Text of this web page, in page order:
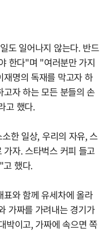
도 일어나지 않는다. 반드
한다"며 "여러분만 가지
명의 독재를 막고자 하
자 하는 모든 분들의 손
고 했다.
한 일상, 우리의 자유, 스
자. 스타벅스 커피 들고
고 했다.
와 함께 유세차에 올라
가짜를 가려내는 경기가
박이고, 가짜에 속으면 쪽